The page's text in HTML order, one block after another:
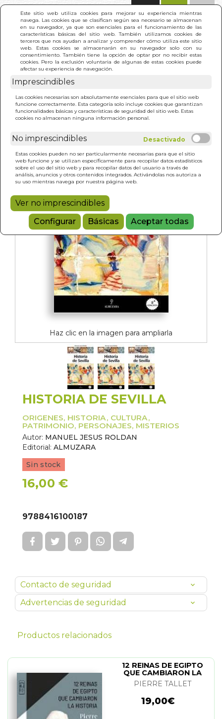
Este sitio web utiliza cookies para mejorar su experiencia mientras
navega. Las cookies que se clasifican según sea necesario se almacenan
en su navegador, ya que son esenciales para el funcionamiento de las
características básicas del sitio web. También utilizamos cookies de
terceros que nos ayudan a analizar y comprender cómo utiliza este sitio
web. Estas cookies se almacenarán en su navegador solo con su
consentimiento. También tiene la opción de optar por no recibir estas
cookies. Pero la exclusión voluntaria de algunas de estas cookies puede
afectar su experiencia de navegación.
Imprescindibles
Las cookies necesarias son absolutamente esenciales para que el sitio web
funcione correctamente. Esta categoría solo incluye cookies que garantizan
funcionalidades básicas y características de seguridad del sitio web. Estas
cookies no almacenan ninguna información personal.
No imprescindibles
Estas cookies pueden no ser particularmente necesarias para que el sitio
web funcione y se utilizan específicamente para recopilar datos estadísticos
sobre el uso del sitio web y para recopilar datos del usuario a través de
análisis, anuncios y otros contenidos integrados. Activándolas nos autoriza a
su uso mientras navega por nuestra página web.
Ver no imprescindibles
Configurar
Básicas Aceptar todas
INICIO > HISTORIA DE SEVILLA
Haz clic en la imagen para ampliarla
HISTORIA DE SEVILLA
ORIGENES, HISTORIA, CULTURA,
PATRIMONIO, PERSONAJES, MISTERIOS
Autor: MANUEL JESUS ROLDAN
Editorial: ALMUZARA
Sin stock
16,00 €
9788416100187
Contacto de seguridad
Advertencias de seguridad
Productos relacionados
12 REINAS DE EGIPTO
QUE CAMBIARON LA
HISTORIA
PIERRE TALLET
19,00€